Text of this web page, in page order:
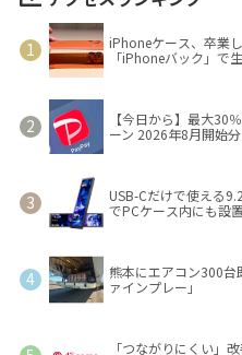
iPhoneケース、卒業
「iPhoneバック」で
【今日から】最大30
ーン 2026年8月開始分
USB-Cだけで使える
でPCケース内にも設
熊本にエアコン300台
ァインプレー」
「つながりにくい」